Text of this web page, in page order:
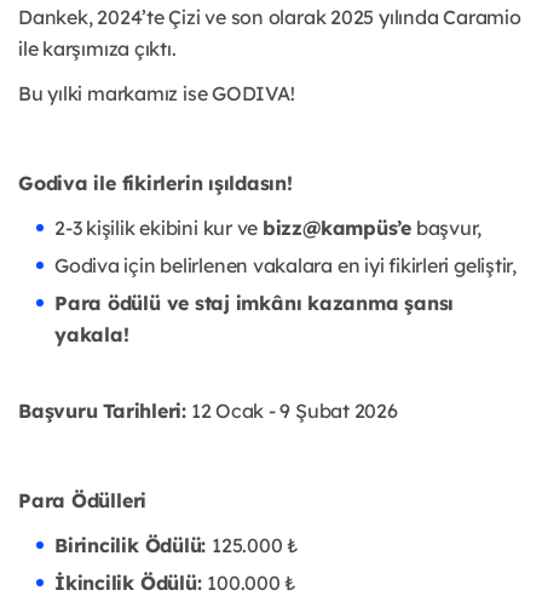
Dankek, 2024’te Çizi ve son olarak 2025 yılında Caramio
ile karşımıza çıktı.
Bu yılki markamız ise GODIVA!
Godiva ile fikirlerin ışıldasın!
2-3 kişilik ekibini kur ve bizz@kampüs’e başvur,
Godiva için belirlenen vakalara en iyi fikirleri geliştir,
Para ödülü ve staj imkânı kazanma şansı
yakala!
Başvuru Tarihleri:12 Ocak - 9 Şubat 2026
Para Ödülleri
Birincilik Ödülü: 125.000 ₺
İkincilik Ödülü: 100.000 ₺